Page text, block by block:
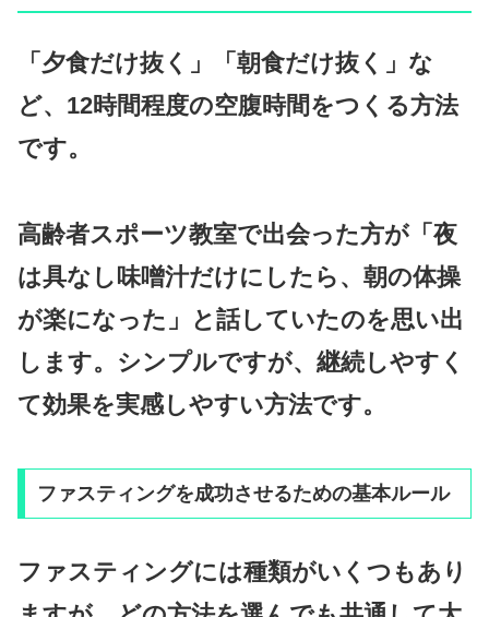
「夕食だけ抜く」「朝食だけ抜く」な
ど、12時間程度の空腹時間をつくる方法
です。
高齢者スポーツ教室で出会った方が「夜
は具なし味噌汁だけにしたら、朝の体操
が楽になった」と話していたのを思い出
します。シンプルですが、継続しやすく
て効果を実感しやすい方法です。
ファスティングを成功させるための基本ルール
ファスティングには種類がいくつもあり